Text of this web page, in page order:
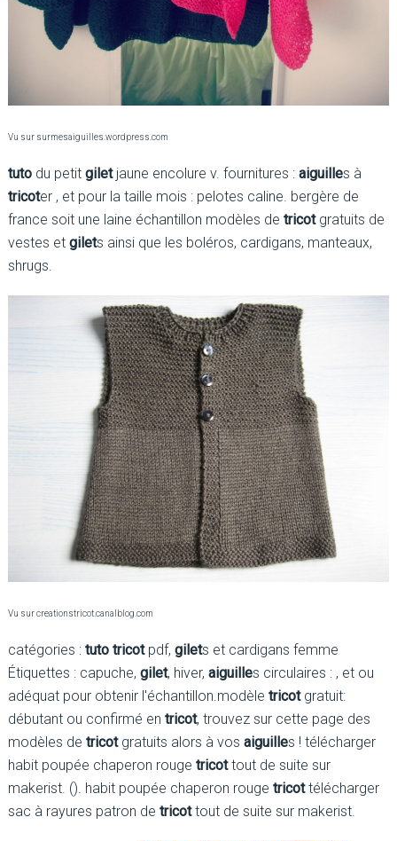
Vu sur surmesaiguilles.wordpress.com
tutodu petit giletjaune encolure v. fournitures : aiguilles à
tricoter , et pour la taille mois : pelotes caline. bergère de
france soit une laine échantillon modèles de tricotgratuits de
vestes et gilets ainsi que les boléros, cardigans, manteaux,
shrugs.
Vu sur creationstricot.canalblog.com
catégories : tuto tricotpdf, gilets et cardigans femme
Étiquettes : capuche, gilet, hiver, aiguilles circulaires : , et ou
adéquat pour obtenir l'échantillon.modèle tricotgratuit:
débutant ou confirmé en tricot, trouvez sur cette page des
modèles de tricotgratuits alors à vos aiguilles ! télécharger
habit poupée chaperon rouge tricottout de suite sur
makerist. (). habit poupée chaperon rouge tricottélécharger
sac à rayures patron de tricottout de suite sur makerist.